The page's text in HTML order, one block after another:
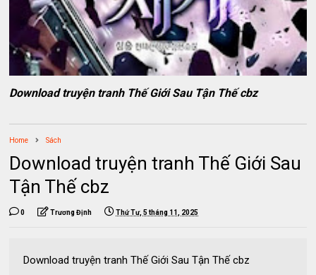
Download truyện tranh Thế Giới Sau Tận Thế cbz
Home Sách
Download truyện tranh Thế Giới Sau
Tận Thế cbz
0 Trương Định Thứ Tư, 5 tháng 11, 2025
Download truyện tranh Thế Giới Sau Tận Thế cbz